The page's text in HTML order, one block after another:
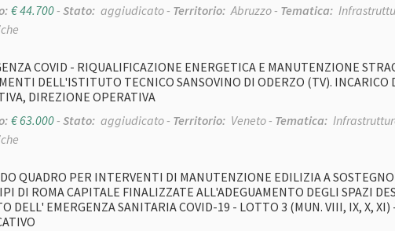
€ 44.700- Stato: aggiudicato - Territorio: Abruzzo - Tematica:
COVID - RIQUALIFICAZIONE ENERGETICA E MANUTENZIONE
DELL'ISTITUTO TECNICO SANSOVINO DI ODERZO (TV). INCARICO
DIREZIONE OPERATIVA
€ 63.000- Stato: aggiudicato - Territorio: Veneto - Tematica:
QUADRO PER INTERVENTI DI MANUTENZIONE EDILIZIA A
DI ROMA CAPITALE FINALIZZATE ALL'ADEGUAMENTO DEGLI SPAZI
DELL' EMERGENZA SANITARIA COVID-19 - LOTTO 3 (MUN. VIII, IX, X,